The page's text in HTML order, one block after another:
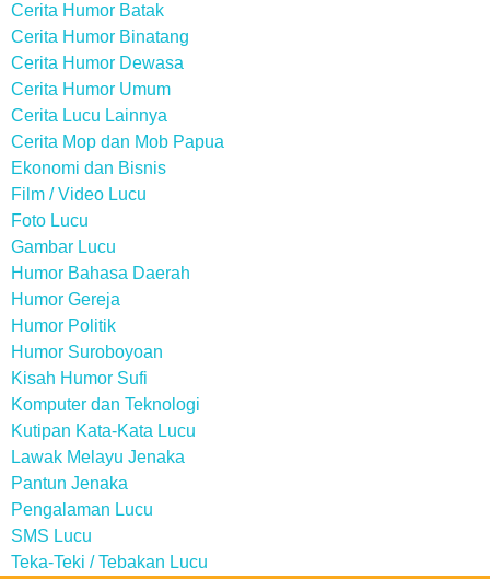
Cerita Humor Batak
Cerita Humor Binatang
Cerita Humor Dewasa
Cerita Humor Umum
Cerita Lucu Lainnya
Cerita Mop dan Mob Papua
Ekonomi dan Bisnis
Film / Video Lucu
Foto Lucu
Gambar Lucu
Humor Bahasa Daerah
Humor Gereja
Humor Politik
Humor Suroboyoan
Kisah Humor Sufi
Komputer dan Teknologi
Kutipan Kata-Kata Lucu
Lawak Melayu Jenaka
Pantun Jenaka
Pengalaman Lucu
SMS Lucu
Teka-Teki / Tebakan Lucu